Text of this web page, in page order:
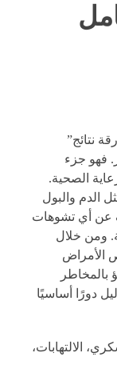
نتائج”
فهو جزء
الصحية.
الدم والبول
عن أي تشوهات
ومن خلال
الأمراض
بالمخاطر
دورًا أساسيًا
الالتهابات،